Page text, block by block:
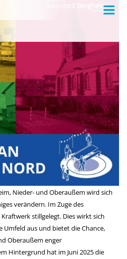
Nieder- und Oberaußem wird sich
verändern. Im Zuge des
stillgelegt. Dies wirkt sich
Umfeld aus und bietet die Chance,
Oberaußem enger
Hintergrund hat im Juni 2025 die